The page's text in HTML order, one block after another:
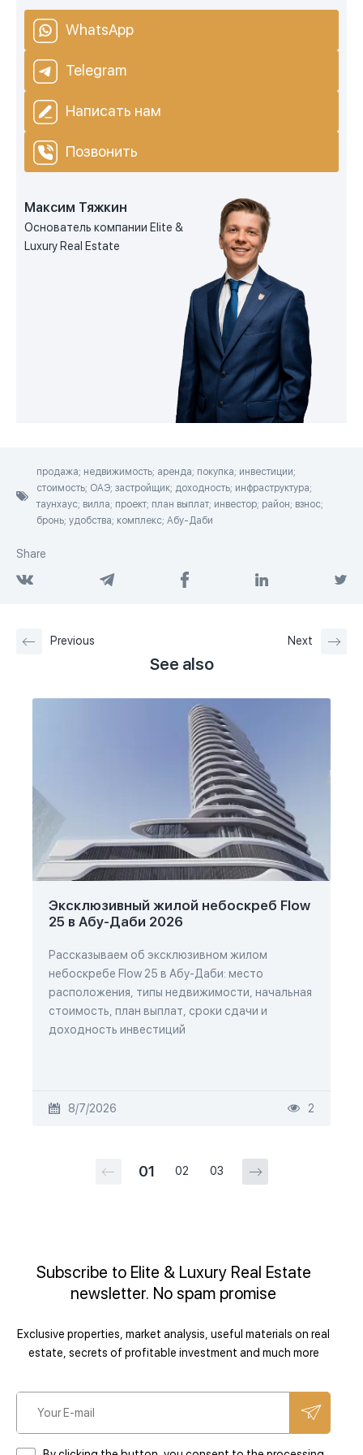
WhatsApp
Telegram
Написать нам
Позвонить
Максим Тяжкин
Основатель компании Elite &
Luxury Real Estate
продажа; недвижимость; аренда; покупка; инвестиции;
стоимость; ОАЭ; застройщик; доходность; инфраструктура;
таунхаус; вилла; проект; план выплат; инвестор; район; взнос;
бронь; удобства; комплекс; Абу-Даби
Share
Previous Next
See also
Эксклюзивный жилой небоскреб Flow
25 в Абу-Даби 2026
Рассказываем об эксклюзивном жилом
небоскребе Flow 25 в Абу-Даби: место
расположения, типы недвижимости, начальная
стоимость, план выплат, сроки сдачи и
доходность инвестиций
8/7/2026 2
01 02 03
Subscribe to Elite & Luxury Real Estate
newsletter. No spam promise
Exclusive properties, market analysis, useful materials on real
estate, secrets of profitable investment and much more